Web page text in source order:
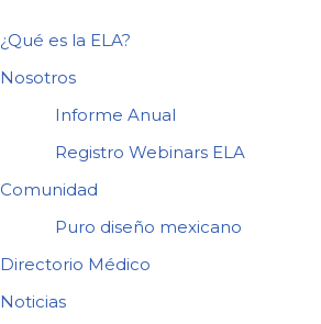
¿Qué es la ELA?
Nosotros
Informe Anual
Registro Webinars ELA
Comunidad
Puro diseño mexicano
Directorio Médico
Noticias